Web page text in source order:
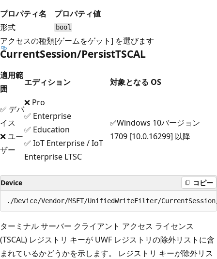
プロパティ名
プロパティ値
形式
bool
アクセスの種類[ゲームをゲット] を選びます
CurrentSession/PersistTSCAL
適用範
囲
エディション 対象となる OS
✅ デバ
イス
❌ ユー
ザー
❌ Pro
✅ Enterprise
✅ Education
✅ IoT Enterprise / IoT
Enterprise LTSC
✅Windows 10バージョン
1709 [10.0.16299] 以降
Device コピー
ターミナル サーバー クライアント アクセス ライセンス
(TSCAL) レジストリ キーが UWF レジストリの除外リストに含
まれているかどうかを示します。 レジストリ キーが除外リス